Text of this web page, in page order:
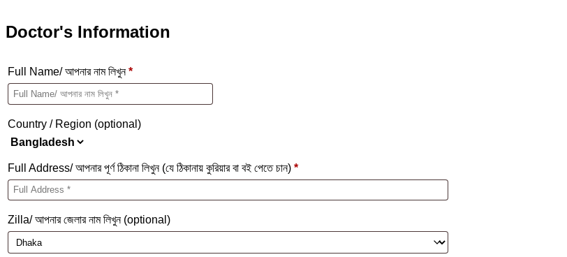
Doctor's Information
Full Name/ আপনার নাম লিখুন*
Country / Region (optional)
Full Address/ আপনার পূর্ণ ঠিকানা লিখুন (যে ঠিকানায় কুরিয়ার বা বই পেতে চান) *
Zilla/ আপনার জেলার নাম লিখুন (optional)